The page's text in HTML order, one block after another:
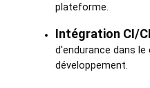
plateforme.
Intégration CI/
d'endurance dans
développement.